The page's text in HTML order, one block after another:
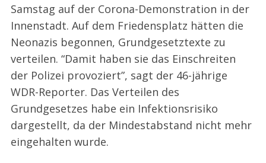
Samstag auf der Corona-Demonstration in der
Innenstadt. Auf dem Friedensplatz hätten die
Neonazis begonnen, Grundgesetztexte zu
verteilen. “Damit haben sie das Einschreiten
der Polizei provoziert”, sagt der 46-jährige
WDR-Reporter. Das Verteilen des
Grundgesetzes habe ein Infektionsrisiko
dargestellt, da der Mindestabstand nicht mehr
eingehalten wurde.